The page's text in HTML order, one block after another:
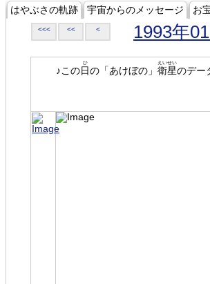
はやぶさの軌跡 宇宙からのメッセージ お
<<< << < 1993年01
♪この日
ひ
の「あけぼの」 衛星
えいせい
のデー